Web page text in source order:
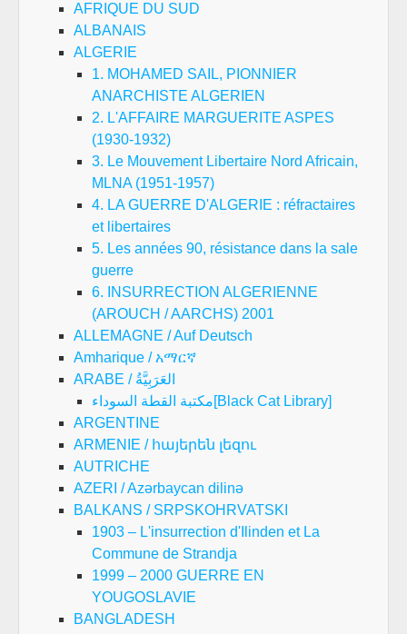
AFRIQUE DU SUD
ALBANAIS
ALGERIE
1. MOHAMED SAIL, PIONNIER
ANARCHISTE ALGERIEN
2. L'AFFAIRE MARGUERITE ASPES
(1930-1932)
3. Le Mouvement Libertaire Nord Africain,
MLNA (1951-1957)
4. LA GUERRE D'ALGERIE : réfractaires
et libertaires
5. Les années 90, résistance dans la sale
guerre
6. INSURRECTION ALGERIENNE
(AROUCH / AARCHS) 2001
ALLEMAGNE / Auf Deutsch
Amharique / አማርኛ
ARABE / العَرَبِيَّةُ
مكتبة القطة السوداء[Black Cat Library]
ARGENTINE
ARMENIE / հայերեն լեզու
AUTRICHE
AZERI / Azərbaycan dilinə
BALKANS / SRPSKOHRVATSKI
1903 – L'insurrection d'Ilinden et La
Commune de Strandja
1999 – 2000 GUERRE EN
YOUGOSLAVIE
BANGLADESH